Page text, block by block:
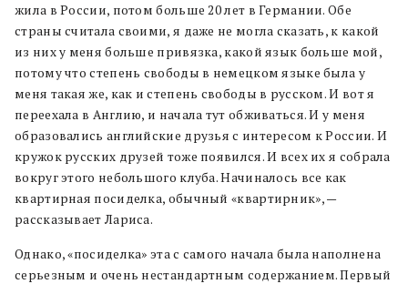
жила в России, потом больше 20 лет в Германии. Обе
страны считала своими, я даже не могла сказать, к какой
из них у меня больше привязка, какой язык больше мой,
потому что степень свободы в немецком языке была у
меня такая же, как и степень свободы в русском. И вот я
переехала в Англию, и начала тут обживаться. И у меня
образовались английские друзья с интересом к России. И
кружок русских друзей тоже появился. И всех их я собрала
вокруг этого небольшого клуба. Начиналось все как
квартирная посиделка, обычный «квартирник», —
рассказывает Лариса.
Однако, «посиделка» эта с самого начала была наполнена
серьезным и очень нестандартным содержанием. Первый